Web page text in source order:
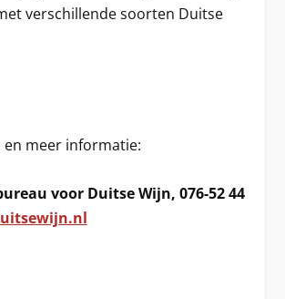
verschillende soorten Duitse
en meer informatie:
voor Duitse Wijn, 076-52 44